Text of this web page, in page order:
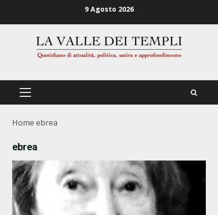
9 Agosto 2026
PRIMÄRES
Home ebrea
ebrea